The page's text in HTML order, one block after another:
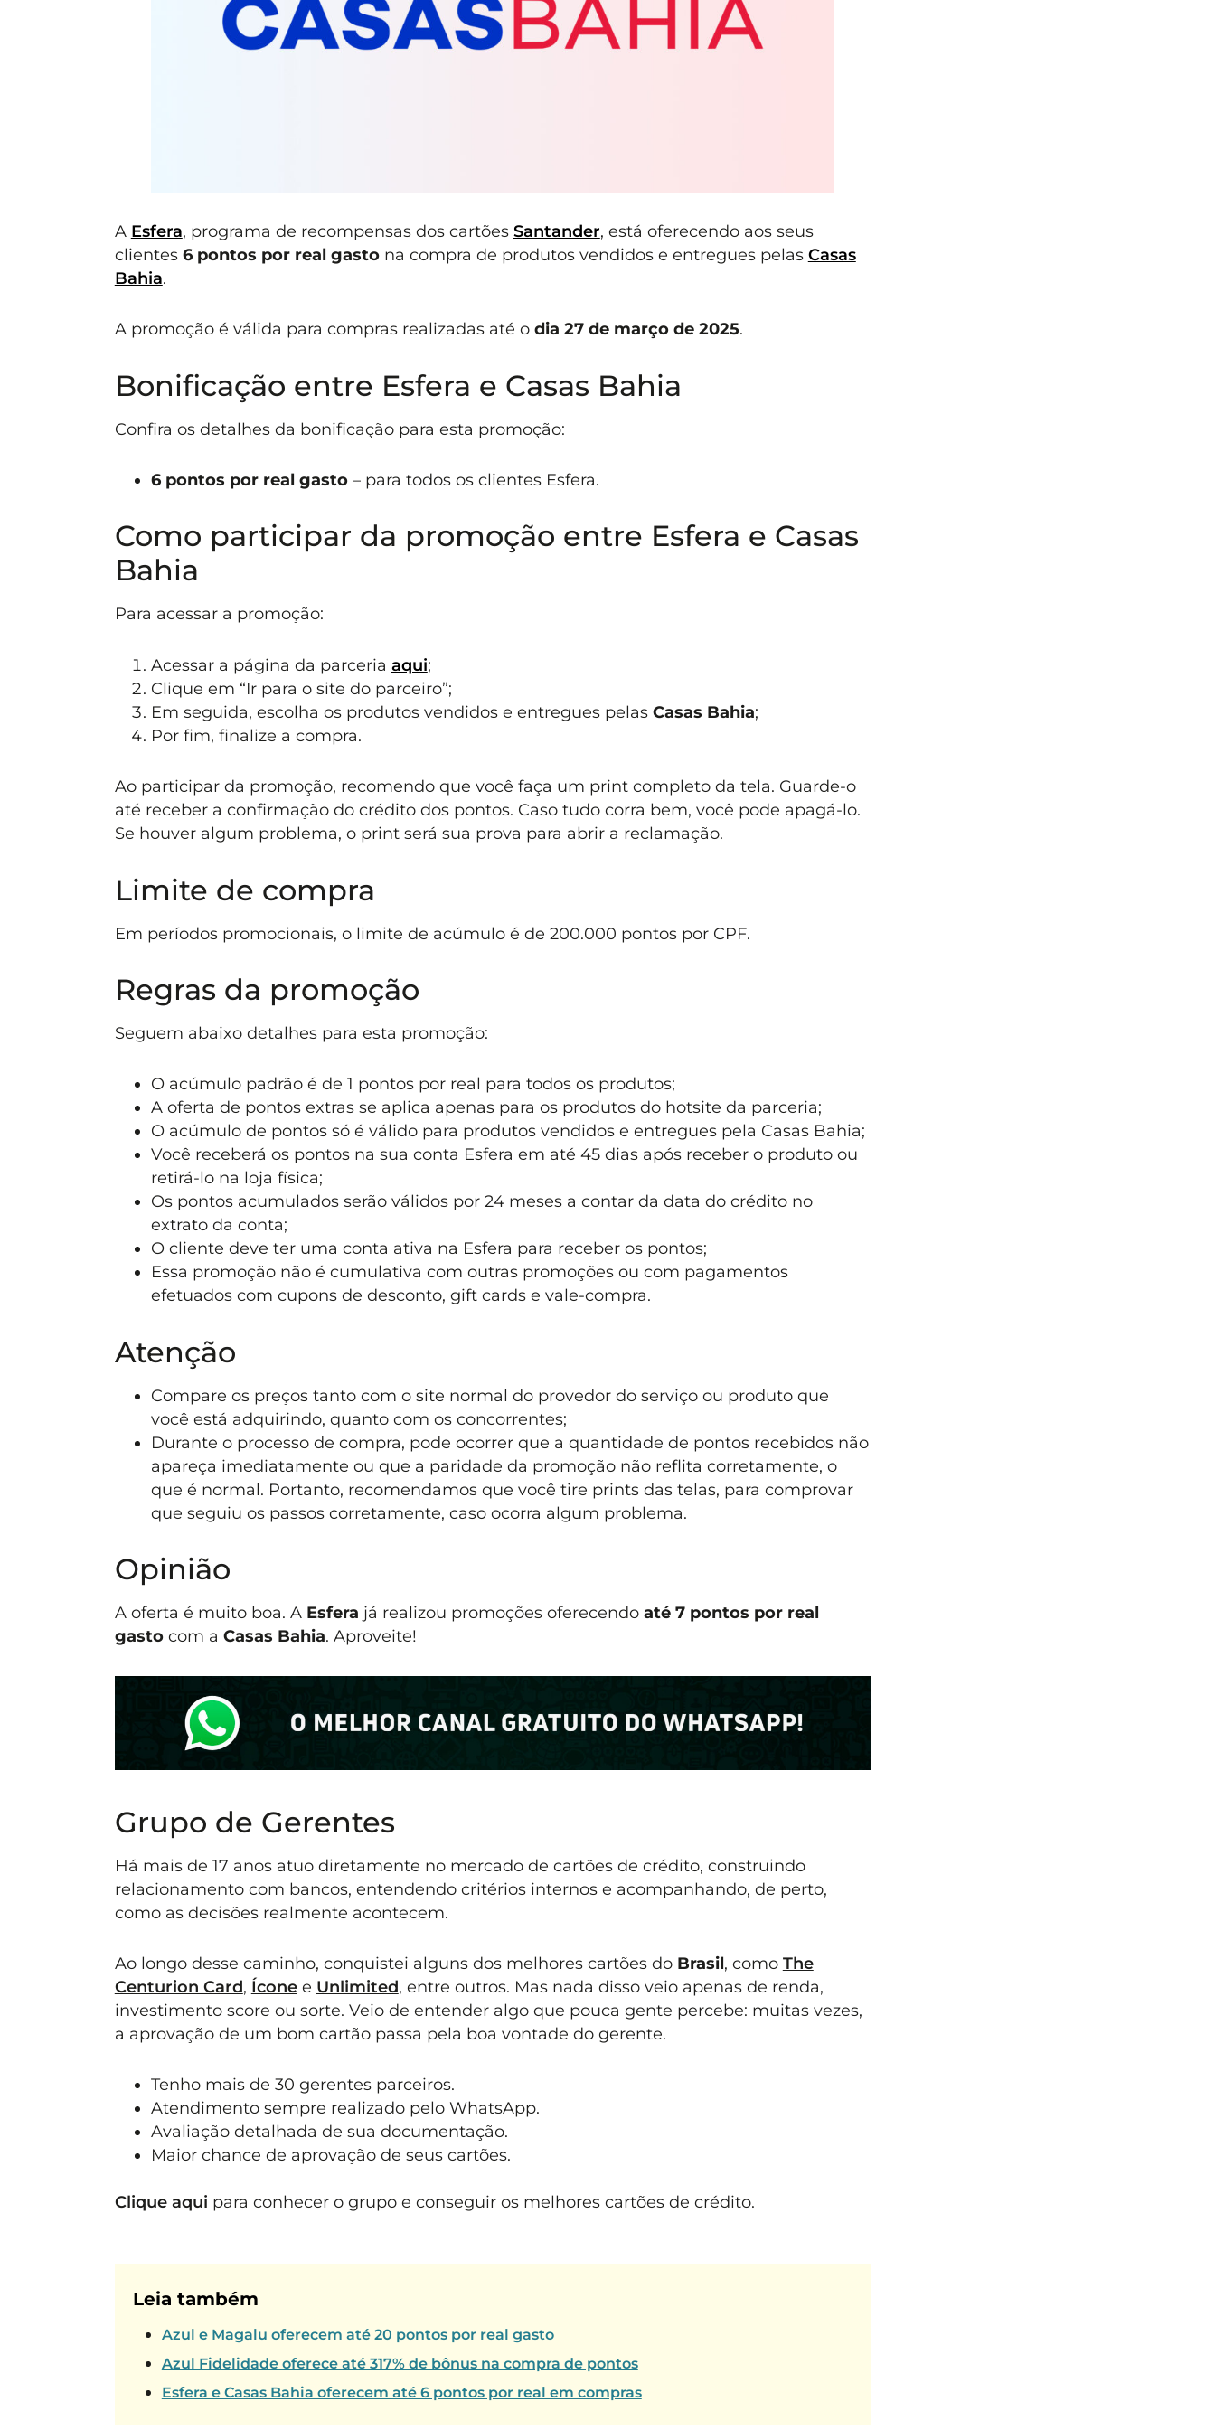
A Esfera, programa de recompensas dos cartões Santander, está oferecendo aos seus
clientes 6 pontos por real gastona compra de produtos vendidos e entregues pelas Casas
Bahia.
A promoção é válida para compras realizadas até o dia 27 de março de 2025.
Bonificação entre Esfera e Casas Bahia
Confira os detalhes da bonificação para esta promoção:
6 pontos por real gasto– para todos os clientes Esfera.
Como participar da promoção entre Esfera e Casas
Bahia
Para acessar a promoção:
Acessar a página da parceria aqui;
Clique em “Ir para o site do parceiro”;
Em seguida, escolha os produtos vendidos e entregues pelas Casas Bahia;
Por fim, finalize a compra.
Ao participar da promoção, recomendo que você faça um print completo da tela. Guarde-o
até receber a confirmação do crédito dos pontos. Caso tudo corra bem, você pode apagá-lo.
Se houver algum problema, o print será sua prova para abrir a reclamação.
Limite de compra
Em períodos promocionais, o limite de acúmulo é de 200.000 pontos por CPF.
Regras da promoção
Seguem abaixo detalhes para esta promoção:
O acúmulo padrão é de 1 pontos por real para todos os produtos;
A oferta de pontos extras se aplica apenas para os produtos do hotsite da parceria;
O acúmulo de pontos só é válido para produtos vendidos e entregues pela Casas Bahia;
Você receberá os pontos na sua conta Esfera em até 45 dias após receber o produto ou
retirá-lo na loja física;
Os pontos acumulados serão válidos por 24 meses a contar da data do crédito no
extrato da conta;
O cliente deve ter uma conta ativa na Esfera para receber os pontos;
Essa promoção não é cumulativa com outras promoções ou com pagamentos
efetuados com cupons de desconto, gift cards e vale-compra.
Atenção
Compare os preços tanto com o site normal do provedor do serviço ou produto que
você está adquirindo, quanto com os concorrentes;
Durante o processo de compra, pode ocorrer que a quantidade de pontos recebidos não
apareça imediatamente ou que a paridade da promoção não reflita corretamente, o
que é normal. Portanto, recomendamos que você tire prints das telas, para comprovar
que seguiu os passos corretamente, caso ocorra algum problema.
Opinião
A oferta é muito boa. A Esfera já realizou promoções oferecendo até 7 pontos por real
gastocom a Casas Bahia. Aproveite!
Grupo de Gerentes
Há mais de 17 anos atuo diretamente no mercado de cartões de crédito, construindo
relacionamento com bancos, entendendo critérios internos e acompanhando, de perto,
como as decisões realmente acontecem.
Ao longo desse caminho, conquistei alguns dos melhores cartões do Brasil, como The
Centurion Card, Íconee Unlimited, entre outros. Mas nada disso veio apenas de renda,
investimento score ou sorte. Veio de entender algo que pouca gente percebe: muitas vezes,
a aprovação de um bom cartão passa pela boa vontade do gerente.
Tenho mais de 30 gerentes parceiros.
Atendimento sempre realizado pelo WhatsApp.
Avaliação detalhada de sua documentação.
Maior chance de aprovação de seus cartões.
Clique aqui para conhecer o grupo e conseguir os melhores cartões de crédito.
Leia também
Azul e Magalu oferecem até 20 pontos por real gasto
Azul Fidelidade oferece até 317% de bônus na compra de pontos
Esfera e Casas Bahia oferecem até 6 pontos por real em compras